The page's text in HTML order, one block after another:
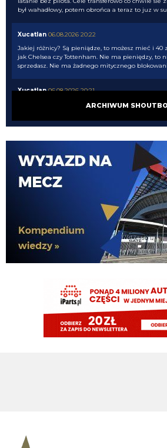
był wahadłowy, potem obrońca a teraz to juz w
Xucatlan 06.08.2026 20:22
Jakiej różnicy? Są pieniądze, to możesz mieć i
jak Chelsea czy Tottenham. Nie ma pieniędzy, to
sprzedasz. Nie ma żadnego mitycznego
Xucatlan 06.08.2026 20:21
Cny 06.08.2026 17:26 jak nie czujesz pewnej
El_Imprezatore 06.08.2026 20:21
w tym klubie za oaktree to prawie wszystko nie
martins2000 06.08.2026 20:20
timon też tak myślałem coś tam nie gra..
No wygląda to wszystko póki co jak jedna wielka
timon 06.08.2026 19:42
A moze my od poczatku prowadzimy fake
dogadanu, niby problemem nie bylo 40 mln tylko
po Palestre to bagle by sie okazalo, ze w sumie to
najpierw sprzedac
06.08.2026 19:37
Bekowe te doniesienia i całe mercato. Po fiasku z
zostaną zainwestowane w klasowego obrońcę".
Argentynskie media: Romero blisko Atletico.
ARCHIWUM